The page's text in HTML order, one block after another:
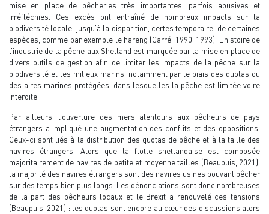
mise en place de pêcheries très importantes, parfois abusives et
irréfléchies. Ces excès ont entraîné de nombreux impacts sur la
biodiversité locale, jusqu’à la disparition, certes temporaire, de certaines
espèces, comme par exemple le hareng (Carré, 1990, 1993). L’histoire de
l’industrie de la pêche aux Shetland est marquée par la mise en place de
divers outils de gestion afin de limiter les impacts de la pêche sur la
biodiversité et les milieux marins, notamment par le biais des quotas ou
des aires marines protégées, dans lesquelles la pêche est limitée voire
interdite.
Par ailleurs, l’ouverture des mers alentours aux pêcheurs de pays
étrangers a impliqué une augmentation des conflits et des oppositions.
Ceux-ci sont liés à la distribution des quotas de pêche et à la taille des
navires étrangers. Alors que la flotte shetlandaise est composée
majoritairement de navires de petite et moyenne tailles (Beaupuis, 2021),
la majorité des navires étrangers sont des navires usines pouvant pêcher
sur des temps bien plus longs. Les dénonciations sont donc nombreuses
de la part des pêcheurs locaux et le Brexit a renouvelé ces tensions
(Beaupuis, 2021) : les quotas sont encore au cœur des discussions alors